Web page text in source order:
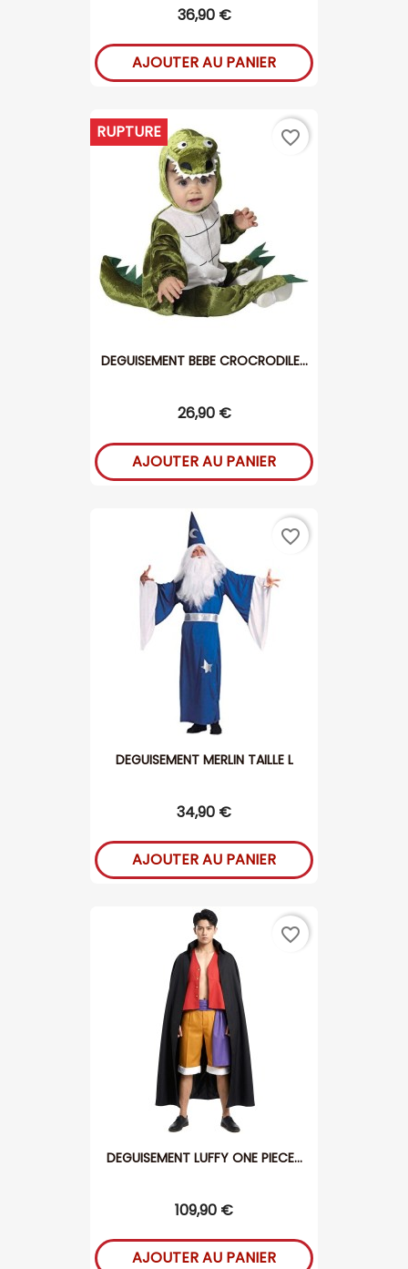
36,90 €
AJOUTER AU PANIER
DEGUISEMENT BEBE CROCRODILE...
26,90 €
RUPTURE
AJOUTER AU PANIER
favorite_border
DEGUISEMENT MERLIN TAILLE L
34,90 €
AJOUTER AU PANIER
favorite_border
DEGUISEMENT LUFFY ONE PIECE...
109,90 €
AJOUTER AU PANIER
favorite_border